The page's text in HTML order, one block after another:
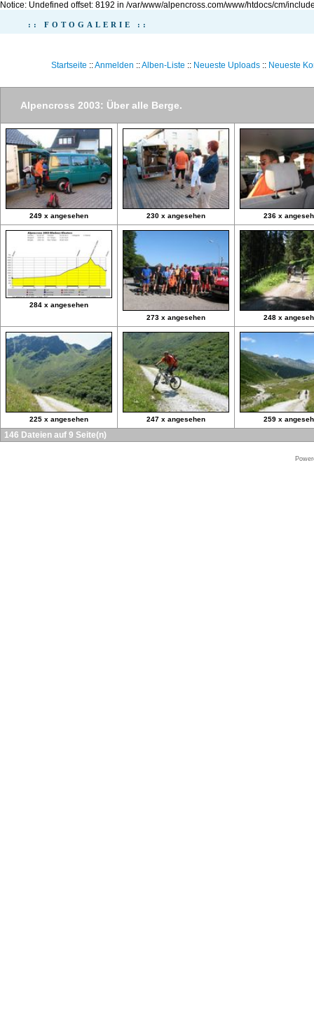
Notice: Undefined offset: 8192 in /var/www/alpencross.com/www/htdocs/cm/
:: FOTOGALERIE ::
Startseite ::Anmelden ::Alben-Liste :: Neueste Uploads:: Neueste
Alpencross 2003: Über alle Berge.
249 x angesehen 230 x angesehen 236 x
284 x angesehen
273 x angesehen
248 x
225 x angesehen 247 x angesehen 259 x
146 Dateien auf 9 Seite(n)